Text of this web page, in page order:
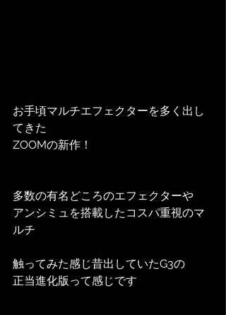
お手頃マルチエフェクターを多く出し
てきた
ZOOMの新作！
多数の有名どころのエフェクターや
アンシミュを搭載したコスパ重視のマ
ルチ
触ってみた感じ昔出していたG3の
正当進化版って感じです